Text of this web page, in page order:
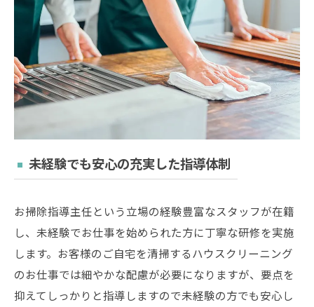
未経験でも安心の充実した指導体制
お掃除指導主任という立場の経験豊富なスタッフが在籍
し、未経験でお仕事を始められた方に丁寧な研修を実施
します。お客様のご自宅を清掃するハウスクリーニング
のお仕事では細やかな配慮が必要になりますが、要点を
抑えてしっかりと指導しますので未経験の方でも安心し